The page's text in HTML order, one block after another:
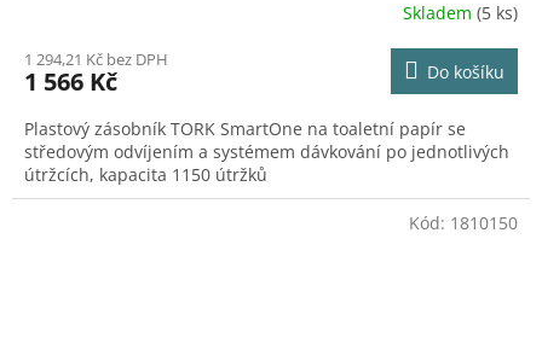
Skladem (5 ks)
1 294,21 Kč bez DPH
1 566 Kč Do košíku
Plastový zásobník TORK SmartOne na toaletní papír se
středovým odvíjením a systémem dávkování po jednotlivých
útržcích, kapacita 1150 útržků
Kód: 1810150